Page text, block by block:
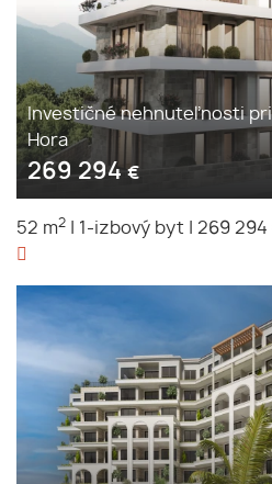
Investičné nehnuteľnosti
Hora
269 294€
52 m2 1-izbový byt 269 294